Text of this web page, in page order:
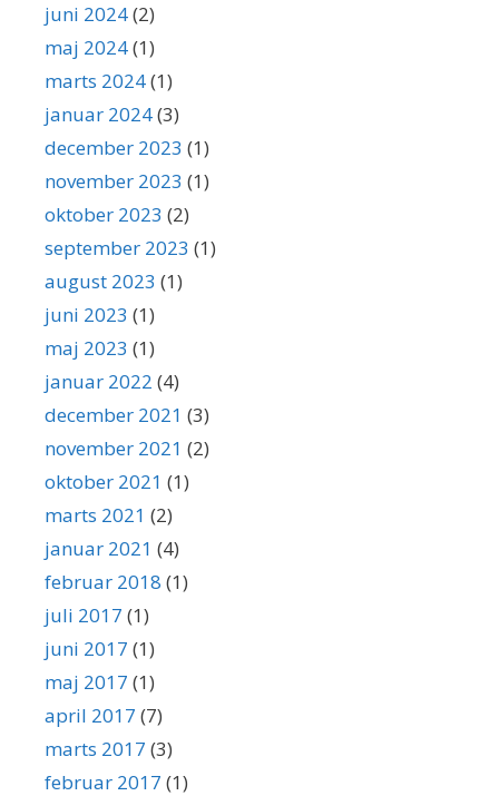
juni 2024(2)
maj 2024(1)
marts 2024(1)
januar 2024(3)
december 2023 (1)
november 2023 (1)
oktober 2023 (2)
september 2023 (1)
august 2023 (1)
juni 2023 (1)
maj 2023 (1)
januar 2022 (4)
december 2021 (3)
november 2021 (2)
oktober 2021 (1)
marts 2021 (2)
januar 2021 (4)
februar 2018 (1)
juli 2017 (1)
juni 2017 (1)
maj 2017 (1)
april 2017 (7)
marts 2017 (3)
februar 2017 (1)